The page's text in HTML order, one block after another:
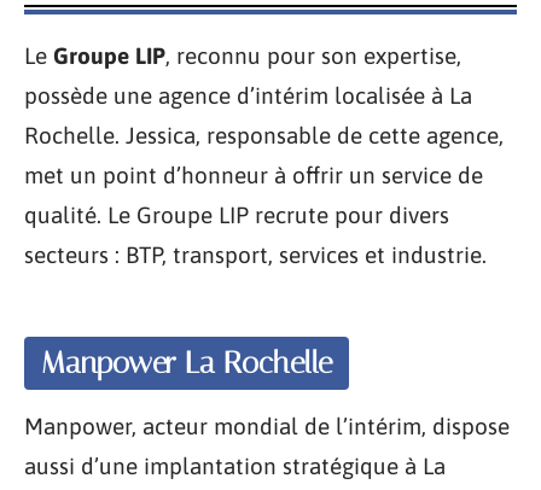
Le Groupe LIP, reconnu pour son expertise,
possède une agence d’intérim localisée à La
Rochelle. Jessica, responsable de cette agence,
met un point d’honneur à offrir un service de
qualité. Le Groupe LIP recrute pour divers
secteurs : BTP, transport, services et industrie.
Manpower La Rochelle
Manpower, acteur mondial de l’intérim, dispose
aussi d’une implantation stratégique à La